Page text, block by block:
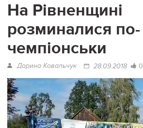
На Рівненщині
розминалися по-
чемпіонськи
Дарина Ковальчук 28.09.2018 0